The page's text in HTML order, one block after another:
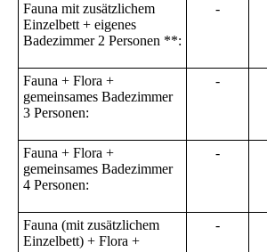
Fauna mit zusätzlichem
Einzelbett + eigenes
Badezimmer 2 Personen **:
-
Fauna + Flora +
gemeinsames Badezimmer
3 Personen:
-
Fauna + Flora +
gemeinsames Badezimmer
4 Personen:
-
Fauna (mit zusätzlichem
Einzelbett) + Flora +
-